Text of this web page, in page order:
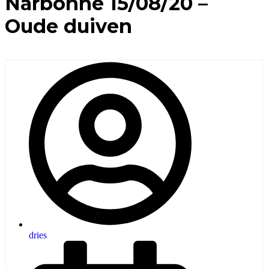
Oude duiven
dries